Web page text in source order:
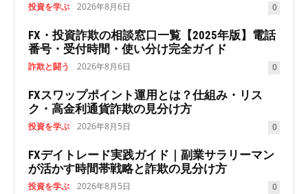
投資を学ぶ 2026年8月6日 0
FX・投資詐欺の相談窓口一覧【2025年版】電話
番号・受付時間・使い分け完全ガイド
詐欺と闘う 2026年8月6日 0
FXスワップポイント運用とは？仕組み・リス
ク・高金利通貨詐欺の見分け方
投資を学ぶ 2026年8月5日 0
FXデイトレード実践ガイド｜副業サラリーマン
が活かす時間帯戦略と詐欺の見分け方
投資を学ぶ 2026年8月5日 0